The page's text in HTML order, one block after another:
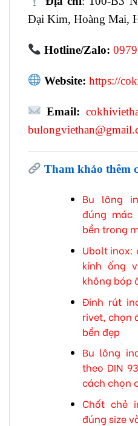
Đại Kim, Hoàng Mai,
Hotline/Zalo:
Website: https://
Email:
Tham khảo thêm
Bu lông
đúng mác
bền trong
Ubolt inox:
kính ống
không bóp
Đinh rút
rivet, chọn
bền đẹp
Bu lông
theo DIN
cách chọn
Chốt chẻ
đúng size